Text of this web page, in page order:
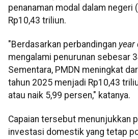
penanaman modal dalam negeri
Rp10,43 triliun.
"Berdasarkan perbandingan year
mengalami penurunan sebesar
Sementara, PMDN meningkat
tahun 2025 menjadi Rp10,43
atau naik 5,99 persen," katanya.
Capaian tersebut menunjukkan
investasi domestik yang tetap